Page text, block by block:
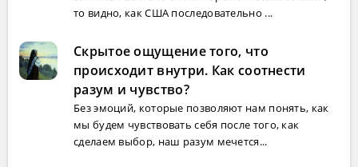
то видно, как США последовательно ...
Скрытое ощущение того, что
происходит внутри. Как соотнести
разум и чувство?
Без эмоций, которые позволяют нам понять, как
мы будем чувствовать себя после того, как
сделаем выбор, наш разум мечется...